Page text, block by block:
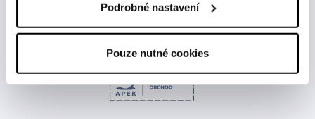
Podrobné nastavení
Pouze nutné cookies